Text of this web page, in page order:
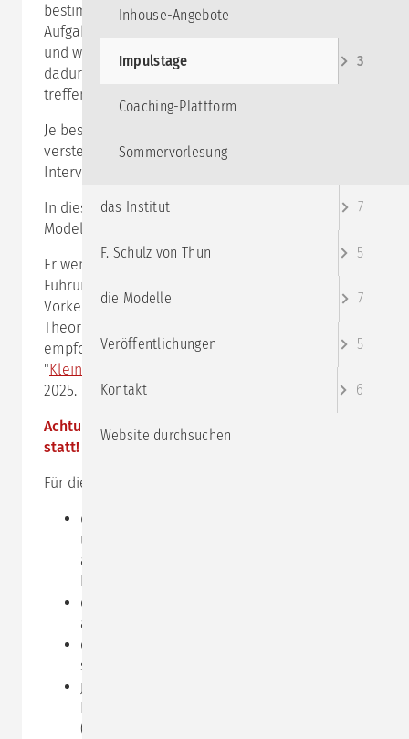
bestimmte Aufgaben gut bewältigen. Ändert sich die
Aufgabe, muss sich häufig auch die Gruppe ändern
und weiterentwickeln. Gruppendynamik entsteht u.a.
dadurch, dass verschiedene Charaktere aufeinander
treffen.
Je besser die Gruppenleitung die Gruppe dabei
versteht, umso konstruktiver kann sie mit gezielten
Interventionen auf sie einwirken.
In diesem Impulstag wird das Riemann -Thomann
Modell vertiefend auf Gruppen eingeführt.
Er wendet sich v.a. an Menschen , die Gruppen leiten-
Führungskräfte, TrainerInnen und ModeratorInnen.
Vorkenntnisse im Riemann Thomann Modell in der
Theorie und in der Selbstanwendung sind
empfohlen, z.B. durch den Impulstag kompakt
"Kleine Schule der Menschenkenntnis
" am 24. Juli
2025.
Achtung: Dieser Impulstag findet online via
statt!
Für die
das Programm
unter
alternativ den Einladungs-Link nutzen, den Sie
kurz vor dem Seminar erhalten
einen Computer, der mit einer Kamera
ausgestattet ist
einen einigermaßen ruhigen Ort, an den Sie
sich zurückziehen können
je nach Ihren Bedürfnissen und der Qualität
Ihres integrierten Mikrofons ein Headset
(unserer bisherigen Erfahrung nach reicht das
Inhouse-Angebote
Impulstage 3
Coaching-Plattform
Sommervorlesung
das Institut 7
F. Schulz von Thun 5
die Modelle 7
Veröffentlichungen 5
Kontakt 6
Website durchsuchen